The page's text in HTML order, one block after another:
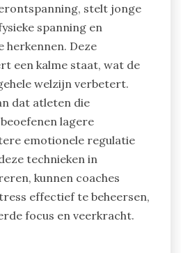
stelt jonge
spanning en
herkennen. Deze
een kalme staat, wat de
welzijn verbetert.
dat atleten die
lagere
emotionele regulatie
technieken in
kunnen coaches
effectief te beheersen,
focus en veerkracht.